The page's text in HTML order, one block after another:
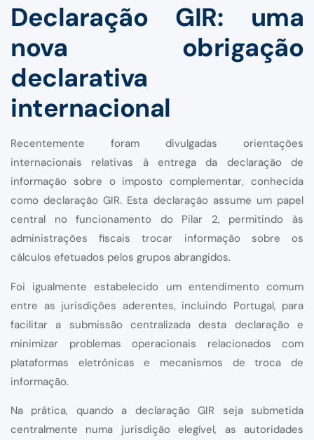
Declaração GIR: uma
nova obrigação
declarativa
internacional
Recentemente foram divulgadas orientações
internacionais relativas à entrega da declaração de
informação sobre o imposto complementar, conhecida
como declaração GIR. Esta declaração assume um papel
central no funcionamento do Pilar 2, permitindo às
administrações fiscais trocar informação sobre os
cálculos efetuados pelos grupos abrangidos.
Foi igualmente estabelecido um entendimento comum
entre as jurisdições aderentes, incluindo Portugal, para
facilitar a submissão centralizada desta declaração e
minimizar problemas operacionais relacionados com
plataformas eletrónicas e mecanismos de troca de
informação.
Na prática, quando a declaração GIR seja submetida
centralmente numa jurisdição elegível, as autoridades